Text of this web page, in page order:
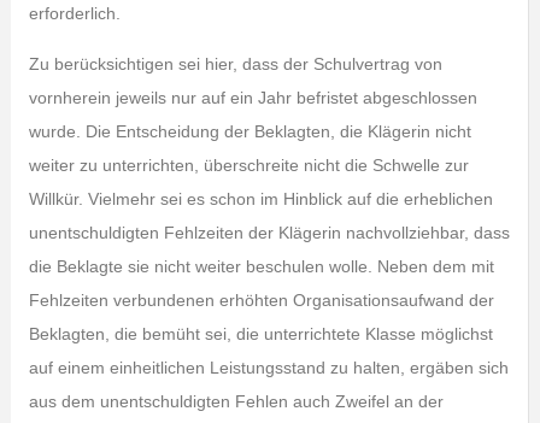
erforderlich.
Zu berücksichtigen sei hier, dass der Schulvertrag von
vornherein jeweils nur auf ein Jahr befristet abgeschlossen
wurde. Die Entscheidung der Beklagten, die Klägerin nicht
weiter zu unterrichten, überschreite nicht die Schwelle zur
Willkür. Vielmehr sei es schon im Hinblick auf die erheblichen
unentschuldigten Fehlzeiten der Klägerin nachvollziehbar, dass
die Beklagte sie nicht weiter beschulen wolle. Neben dem mit
Fehlzeiten verbundenen erhöhten Organisationsaufwand der
Beklagten, die bemüht sei, die unterrichtete Klasse möglichst
auf einem einheitlichen Leistungsstand zu halten, ergäben sich
aus dem unentschuldigten Fehlen auch Zweifel an der